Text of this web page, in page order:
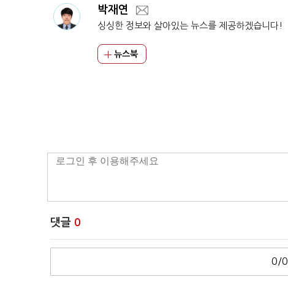
박재연
싱싱한 정보와 살아있는 뉴스를 제공하겠습니다!
뉴스북
댓글 0
0/0